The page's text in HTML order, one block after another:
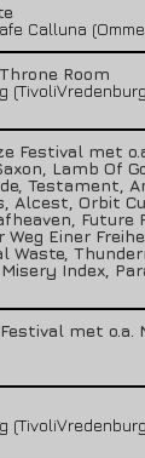
Calluna
Room
Festival met
Lamb Of
Testament,
Alcest, Orbit
Future
Weg Einer
Waste,
Index,
met o.a.